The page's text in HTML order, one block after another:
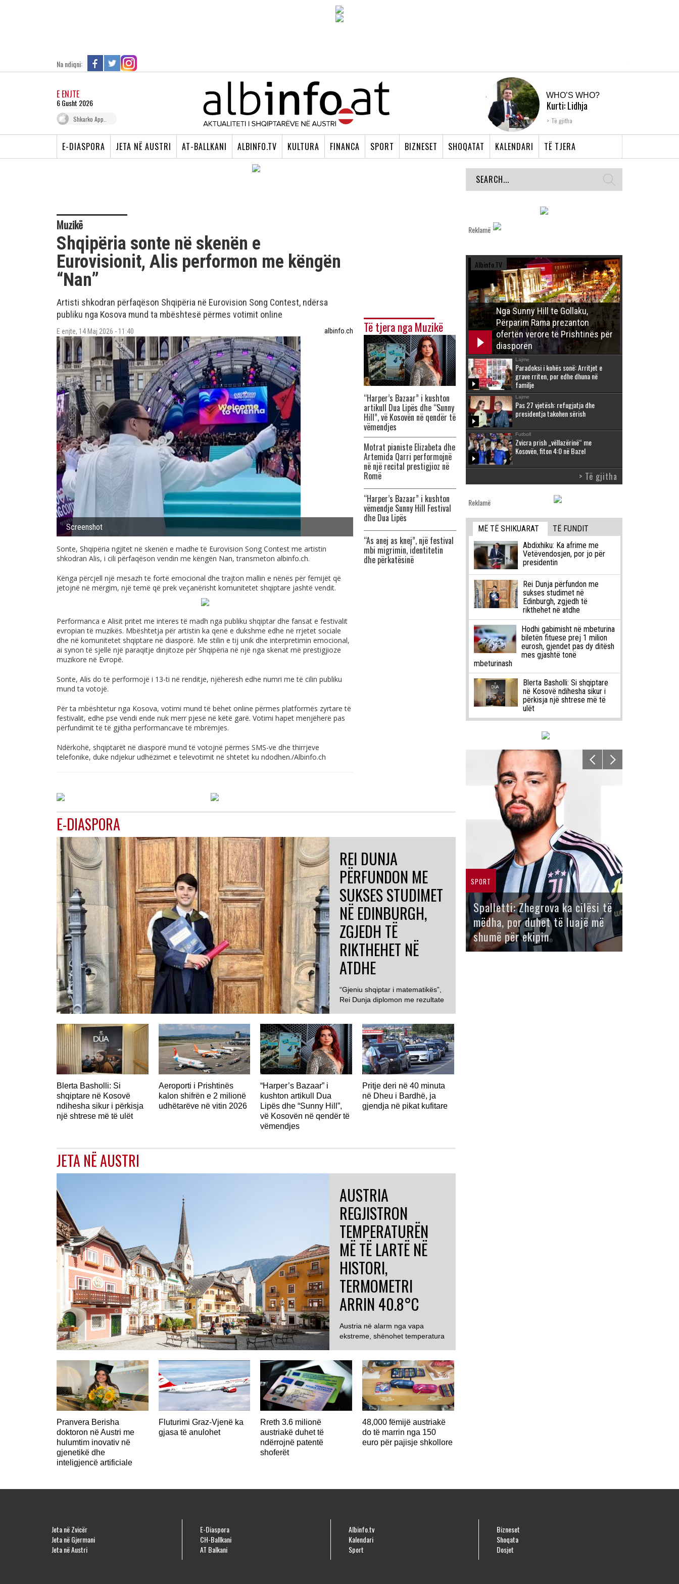
Na ndiqni:
E ENJTE
6 Gusht 2026
Shkarko App..
WHO’S WHO?
Kurti: Lidhja
Shqiptare e Prizrenit,
Të gjitha
E-DIASPORA JETA NË AUSTRI AT-BALLKANI ALBINFO.TV KULTURA FINANCA SPORT BIZNESET SHOQATAT KALENDARI TË TJERA
Muzikë
Shqipëria sonte në skenën e
Eurovisionit, Alis performon me këngën
“Nan”
Artisti shkodran përfaqëson Shqipëria në Eurovision Song Contest, ndërsa
publiku nga Kosova mund ta mbështesë përmes votimit online
E enjte, 14 Maj 2026 - 11:40 albinfo.ch
Screenshot
Sonte, Shqipëria ngjitet në skenën e madhe të Eurovision Song Contest me artistin
shkodran Alis, i cili përfaqëson vendin me këngën Nan, transmeton albinfo.ch.
Kënga përcjell një mesazh të fortë emocional dhe trajton mallin e nënës për fëmijët që
jetojnë në mërgim, një temë që prek veçanërisht komunitetet shqiptare jashtë vendit.
Performanca e Alisit pritet me interes të madh nga publiku shqiptar dhe fansat e festivalit
evropian të muzikës. Mbështetja për artistin ka qenë e dukshme edhe në rrjetet sociale
dhe në komunitetet shqiptare në diasporë. Me stilin e tij unik dhe interpretimin emocional,
ai synon të sjellë një paraqitje dinjitoze për Shqipëria në një nga skenat më prestigjioze
muzikore në Evropë.
Sonte, Alis do të performojë i 13-ti në renditje, njëherësh edhe numri me të cilin publiku
mund ta votojë.
Për ta mbështetur nga Kosova, votimi mund të bëhet online përmes platformës zyrtare të
festivalit, edhe pse vendi ende nuk merr pjesë në këtë garë. Votimi hapet menjëherë pas
përfundimit të të gjitha performancave të mbrëmjes.
Ndërkohë, shqiptarët në diasporë mund të votojnë përmes SMS-ve dhe thirrjeve
telefonike, duke ndjekur udhëzimet e televotimit në shtetet ku ndodhen./Albinfo.ch
Të tjera nga Muzikë
“Harper’s Bazaar” i kushton
artikull Dua Lipës dhe “Sunny
Hill”, vë Kosovën në qendër të
vëmendjes
Motrat pianiste Elizabeta dhe
Artemida Qarri performojnë
në një recital prestigjioz në
Romë
“Harper’s Bazaar” i kushton
vëmendje Sunny Hill Festival
dhe Dua Lipës
“As anej as knej”, një festival
mbi migrimin, identitetin
dhe përkatësinë
E-DIASPORA
REI DUNJA
PËRFUNDON ME
SUKSES STUDIMET
NË EDINBURGH,
ZGJEDH TË
RIKTHEHET NË
ATDHE
“Gjeniu shqiptar i matematikës”,
Rei Dunja diplomon me rezultate
Blerta Basholli: Si
shqiptare në Kosovë
ndihesha sikur i përkisja
një shtrese më të ulët
Aeroporti i Prishtinës
kalon shifrën e 2 milionë
udhëtarëve në vitin 2026
“Harper’s Bazaar” i
kushton artikull Dua
Lipës dhe “Sunny Hill”,
vë Kosovën në qendër të
vëmendjes
Pritje deri në 40 minuta
në Dheu i Bardhë, ja
gjendja në pikat kufitare
JETA NË AUSTRI
AUSTRIA
REGJISTRON
TEMPERATURËN
MË TË LARTË NË
HISTORI,
TERMOMETRI
ARRIN 40.8°C
Austria në alarm nga vapa
ekstreme, shënohet temperatura
AUSTRI
Pranvera Berisha
doktoron në Austri me
hulumtim inovativ në
gjenetikë dhe
inteligjencë artificiale
Fluturimi Graz-Vjenë ka
gjasa të anulohet
Rreth 3.6 milionë
austriakë duhet të
ndërrojnë patentë
shoferët
48,000 fëmijë austriakë
do të marrin nga 150
euro për pajisje shkollore
Reklamë
Albinfo.TV
Nga Sunny Hill te Gollaku,
Përparim Rama prezanton
ofertën verore të Prishtinës për
diasporën
Lajme
Paradoksi i kohës sonë: Arritjet e
grave rriten, por edhe dhuna në
familje
Lajme
Pas 27 vjetësh: refugjatja dhe
presidentja takohen sërish
Futboll
Zvicra prish „vëllazërinë“ me
Kosovën, fiton 4:0 në Bazel
> Të gjitha
Reklamë
MË TË SHIKUARAT
TË FUNDIT
Abdixhiku: Ka afrime me
Vetëvendosjen, por jo për
presidentin
Rei Dunja përfundon me
sukses studimet në
Edinburgh, zgjedh të
rikthehet në atdhe
Hodhi gabimisht në mbeturina
biletën fituese prej 1 milion
eurosh, gjendet pas dy ditësh
mes gjashtë tonë
mbeturinash
Blerta Basholli: Si shqiptare
në Kosovë ndihesha sikur i
përkisja një shtrese më të
ulët
SPORT
Spalletti: Zhegrova ka cilësi të
mëdha, por duhet të luajë më
shumë për ekipin
Jeta në Zvicër
Jeta në Gjermani
Jeta në Austri
E-Diaspora
CH-Ballkani
AT Balkani
Albinfo.tv
Kalendari
Sport
Bizneset
Shoqata
Dosjet